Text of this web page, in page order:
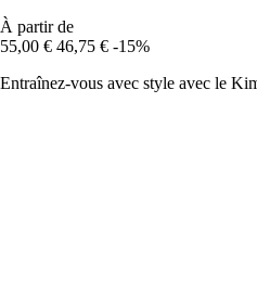
À partir de
55,00 € 46,75 € -15%
Entraînez-vous avec style avec le